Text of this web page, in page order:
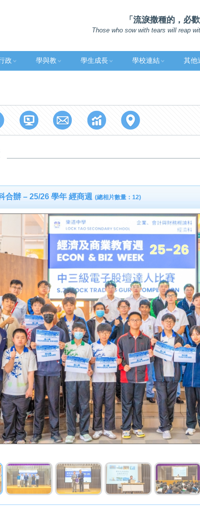
「流淚撒種的，必
Those who sow with tears will reap
政 學與教 學生成長 學校連結 其他
合辦 – 25/26 學年 經商週 (總相片數量：12)